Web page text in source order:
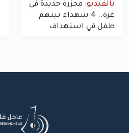
بالفيديو: مجزرة جديدة في
غزة.. 4 شهداء بينهم
طفل في استهداف